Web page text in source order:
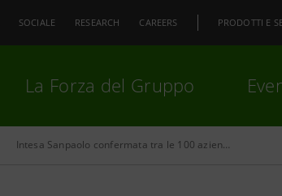
SOCIALE RESEARCH CAREERS PRODOTTI E
La Forza del Gruppo
Intesa Sanpaolo confermata tra le 100 aziende più sostenibili al mondo